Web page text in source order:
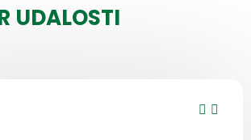
UDALOSTI